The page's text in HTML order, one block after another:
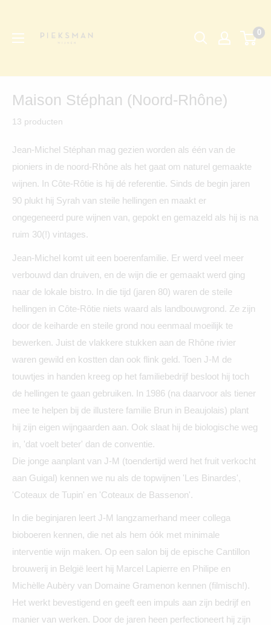
naar
inhoud
Wijnen
0
Maison Stéphan (Noord-Rhône)
13 producten
Jean-Michel Stéphan mag gezien worden als één van de
pioniers in de noord-Rhône als het gaat om naturel gemaakte
wijnen. In Côte-Rôtie is hij dé referentie. Sinds de begin jaren
90 plukt hij Syrah van steile hellingen en maakt er
ongegeneerd pure wijnen van, gepokt en gemazeld als hij is na
ruim 30(!) vintages.
Jean-Michel komt uit een boerenfamilie. Er werd veel meer
verbouwd dan druiven, en de wijn die er gemaakt werd ging
naar de lokale bistro. In die tijd (jaren 80) waren de steile
hellingen in Côte-Rôtie niets waard als landbouwgrond. Ze zijn
door de keiharde en steile grond nou eenmaal moeilijk te
bewerken. Juist de vlakkere stukken aan de Rhône rivier
waren gewild en kostten dan ook flink geld. Toen J-M de
touwtjes in handen kreeg op het familiebedrijf besloot hij toch
de hellingen te gaan gebruiken. In 1986 (na daarvoor als tiener
mee te helpen bij de illustere familie Brun in Beaujolais) plant
hij zijn eigen wijngaarden aan. Ook slaat hij de biologische weg
in, 'dat voelt beter' dan de conventie.
Die jonge aanplant van J-M (toendertijd werd het fruit verkocht
aan Guigal) kennen we nu als de topwijnen 'Les Binardes',
'Coteaux de Tupin' en 'Coteaux de Bassenon'.
In die beginjaren leert J-M langzamerhand meer collega
bioboeren kennen, die net als hem óók met minimale
interventie wijn maken. Op een salon bij de epische Cantillon
brouwerij in België leert hij Marcel Lapierre en Philipe en
Michèlle Aubèry van Domaine Gramenon kennen (filmisch!).
Het werkt bevestigend en geeft een impuls aan zijn bedrijf en
manier van werken. Door de jaren heen perfectioneert hij zijn